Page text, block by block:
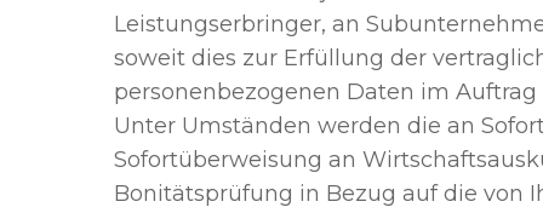
Leistungserbringer, an
soweit dies zur Erfüllung der
personenbezogenen Daten im
Unter Umständen werden die an
Sofortüberweisung an
Bonitätsprüfung in Bezug auf die von